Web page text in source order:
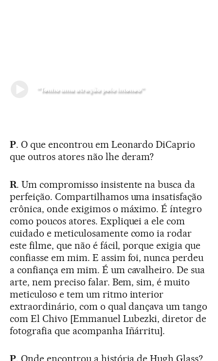
“Tenho uma atração pelo intenso”
P. O que encontrou em Leonardo DiCaprio
que outros atores não lhe deram?
R. Um compromisso insistente na busca da
perfeição. Compartilhamos uma insatisfação
crônica, onde exigimos o máximo. É íntegro
como poucos atores. Expliquei a ele com
cuidado e meticulosamente como ia rodar
este filme, que não é fácil, porque exigia que
confiasse em mim. E assim foi, nunca perdeu
a confiança em mim. É um cavalheiro. De sua
arte, nem preciso falar. Bem, sim, é muito
meticuloso e tem um ritmo interior
extraordinário, com o qual dançava um tango
com El Chivo [Emmanuel Lubezki, diretor de
fotografia que acompanha Iñárritu].
P. Onde encontrou a história de Hugh Glass?